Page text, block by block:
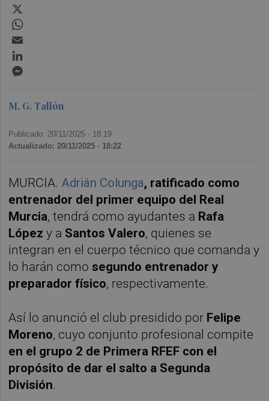
M. G. Tallón
Publicado: 20/11/2025 · 18:19
Actualizado: 20/11/2025 · 18:22
MURCIA. Adrián Colunga, ratificado como
entrenador del primer equipo del Real
Murcia, tendrá como ayudantes a Rafa
López y a Santos Valero, quienes se
integran en el cuerpo técnico que comanda y
lo harán comosegundo entrenador y
preparador físico, respectivamente.
Así lo anunció el club presidido por Felipe
Moreno, cuyo conjunto profesional compite
en el grupo 2 de Primera RFEF con el
propósito de dar el salto a Segunda
División.